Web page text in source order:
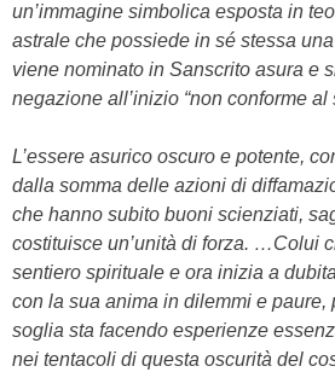
un’immagine simbolica esposta in
astrale che possiede in sé stessa
viene nominato in Sanscrito asura e
negazione all’inizio “non conforme al
L’essere asurico oscuro e potente,
dalla somma delle azioni di
che hanno subito buoni scienziati,
costituisce un’unità di forza. …Colui
sentiero spirituale e ora inizia a
con la sua anima in dilemmi e paure,
soglia sta facendo esperienze
nei tentacoli di questa oscurità del